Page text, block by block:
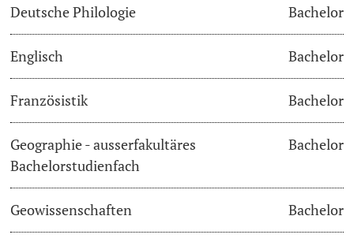
Course Auditors
Student Life
Campus Stories
Advice & Support
Deutsche Philologie Bachelor
Englisch Bachelor
Französistik Bachelor
Geographie - ausserfakultäres
Bachelorstudienfach
Bachelor
Geowissenschaften Bachelor